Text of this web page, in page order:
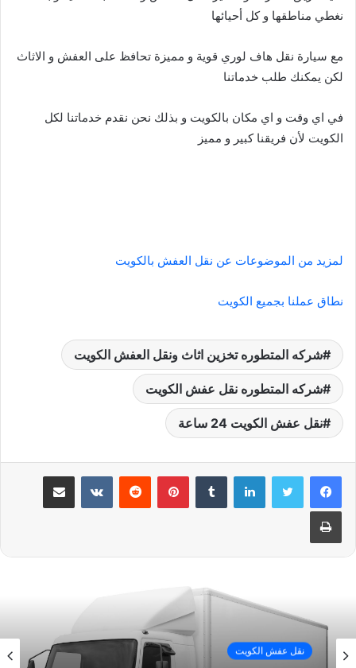
نغطي مناطقها و كل أحيائها
مع سيارة نقل هاف لوري قوية و مميزة تحافظ على العفش و الاثاث
لكن يمكنك طلب خدماتنا
في اي وقت و اي مكان بالكويت و بذلك نحن نقدم خدماتنا لكل
الكويت لأن فريقنا كبير و مميز
لمزيد من الموضوعات عن نقل العفش بالكويت
نطاق عملنا بجميع الكويت
شركه المتطوره تخزين اثاث ونقل العفش الكويت
شركه المتطوره نقل عفش الكويت
نقل عفش الكويت 24 ساعة
لينكدإن بينتيريست مشاركة عبر البريد
طباعة
نقل عفش الكويت